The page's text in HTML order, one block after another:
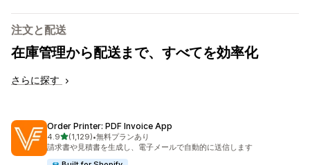
注文と配送
在庫管理から配送まで、すべてを効率化
さらに探す
Order Printer: PDF Invoice App
4.95つ星中
(1,129)
合計レビュー数：1129件
•無料プランあり
請求書や見積書を生成し、電子メールで自動的に送信します